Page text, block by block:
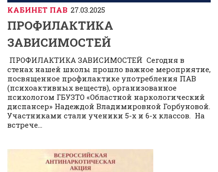
КАБИНЕТ ПАВ 27.03.2025
ПРОФИЛАКТИКА
ЗАВИСИМОСТЕЙ
ПРОФИЛАКТИКА ЗАВИСИМОСТЕЙ Сегодня в
стенах нашей школы прошло важное мероприятие,
посвященное профилактике употребления ПАВ
(психоактивных веществ), организованное
психологом ГБУЗТО «Областной наркологический
диспансер» Надеждой Владимировной Горбуновой.
Участниками стали ученики 5-х и 6-х классов. На
встрече...